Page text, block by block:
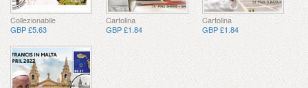
Collezionabile
GBP £5.63
Cartolina
GBP £1.84
Cartolina
GBP £1.84